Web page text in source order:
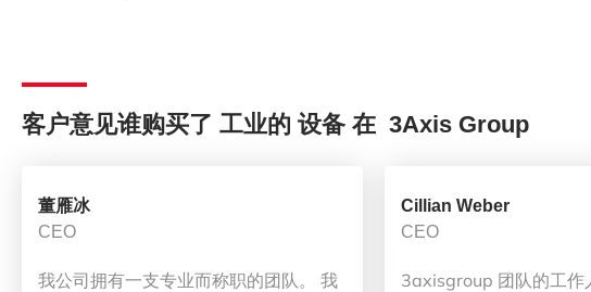
客户意见谁购买了 工业的 设备 在 3Axis Group
董雁冰
CEO
我公司拥有一支专业而称职的团队。 我
Cillian Weber
CEO
3axisgroup 团队的工作